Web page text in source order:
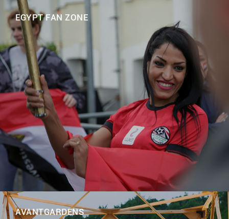
EGYPT FAN ZONE
AVANTGARDENS